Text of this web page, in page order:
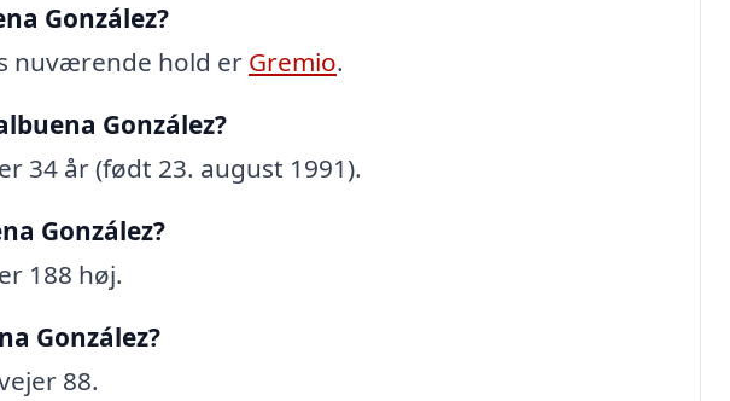
González?
nuværende hold er Gremio.
González?
34 år (født 23. august 1991).
González?
188 høj.
González?
88.